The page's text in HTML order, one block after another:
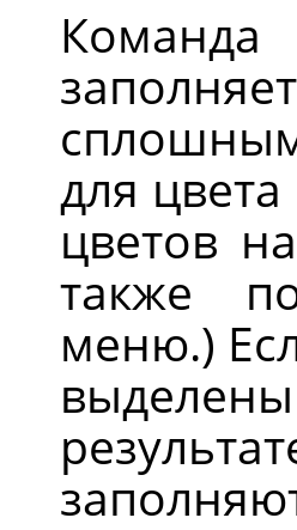
Команда
для
цветов
также
меню.)